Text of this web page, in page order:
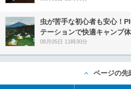
虫が苦手な初心者も安心！
テーションで快適キャンプ
08月05日 11時30分
ページの先